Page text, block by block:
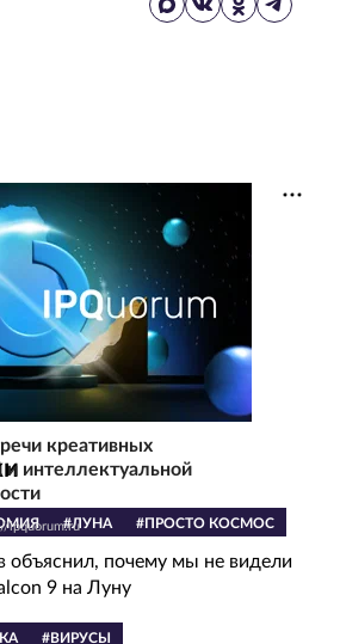
креативных
и интеллектуальной
ipquorum.ru#ЛУНА #ПРОСТО КОСМОС
объяснил, почему мы не видели
9 на Луну
#ВИРУСЫ